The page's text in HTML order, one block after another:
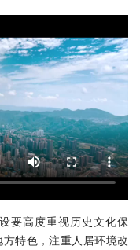
要高度重视历史文化保
特色，注重人居环境改